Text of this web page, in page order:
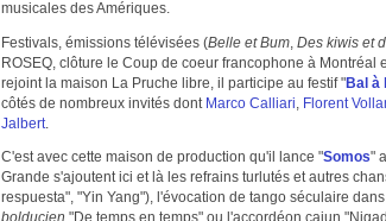
musicales des Amériques.
Festivals, émissions télévisées (Belle et Bum Des kiwis et
ROSEQ, clôture le Coup de coeur francophone à
rejoint la maison La Pruche libre, il participe au festif "Bal à
côtés de nombreux invités dont Marco Calliari Florent
Jalbert
C'est avec cette maison de production qu'il lance "Somos"
Grande s'ajoutent ici et là les refrains turlutés et autres
respuesta", "Yin Yang"), l'évocation de tango séculaire
bolducien "De temps en temps" ou l'accordéon cajun